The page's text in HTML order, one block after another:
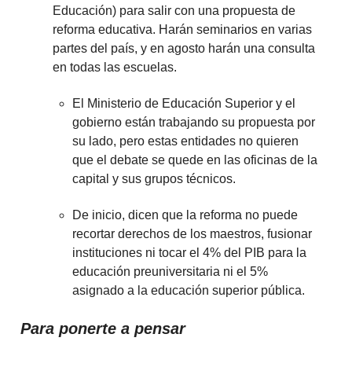
Educación) para salir con una propuesta de
reforma educativa. Harán seminarios en varias
partes del país, y en agosto harán una consulta
en todas las escuelas.
El Ministerio de Educación Superior y el
gobierno están trabajando su propuesta por
su lado, pero estas entidades no quieren
que el debate se quede en las oficinas de la
capital y sus grupos técnicos.
De inicio, dicen que la reforma no puede
recortar derechos de los maestros, fusionar
instituciones ni tocar el 4% del PIB para la
educación preuniversitaria ni el 5%
asignado a la educación superior pública.
Para ponerte a pensar